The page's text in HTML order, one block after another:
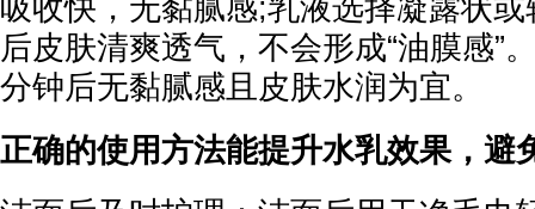
吸收快，无黏腻感;乳液选择凝露状
后皮肤清爽透气，不会形成“油膜感”
分钟后无黏腻感且皮肤水润为宜。
正确的使用方法能提升水乳效果，避